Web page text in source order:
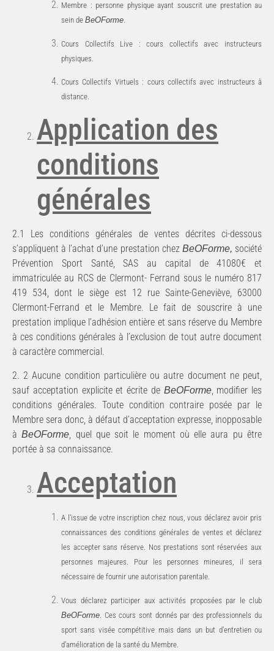
Membre : personne physique ayant souscrit une prestation au
sein de BeOForme.
Cours Collectifs Live : cours collectifs avec
instructeurs
physiques.
Cours Collectifs Virtuels : cours collectifs avec instructeurs à
distance.
Application des
conditions
générales
2.1 Les conditions générales de ventes décrites ci-dessous
s’appliquent à l’achat d’une prestation chez BeOForme, société
Prévention Sport Santé, SAS au capital de 41080€ et
immatriculée au RCS de Clermont- Ferrand sous le numéro 817
419 534, dont le siège est 12 rue Sainte-Geneviève, 63000
Clermont-Ferrand et le Membre. Le fait de souscrire à une
prestation implique l’adhésion entière et sans réserve du Membre
à ces conditions générales à l’exclusion de tout autre document
à caractère commercial.
2. 2 Aucune condition particulière ou autre document ne peut,
sauf acceptation explicite et écrite de BeOForme, modifier les
conditions générales. Toute condition contraire posée par le
Membre sera donc, à défaut d’acceptation expresse, inopposable
àBeOForme , quel que soit le moment où elle aura pu être
portée à sa connaissance.
Acceptation
A l’issue de votre inscription chez nous, vous déclarez avoir pris
connaissances des conditions générales de ventes et déclarez
les accepter sans réserve. Nos prestations sont réservées aux
personnes majeures. Pour les personnes mineures, il sera
nécessaire de fournir une autorisation parentale.
Vous déclarez participer aux activités proposées par le club
BeOForme . Ces cours sont donnés par des professionnels du
sport sans visée compétitive mais dans un but d’entretien ou
d’amélioration de la santé du Membre.